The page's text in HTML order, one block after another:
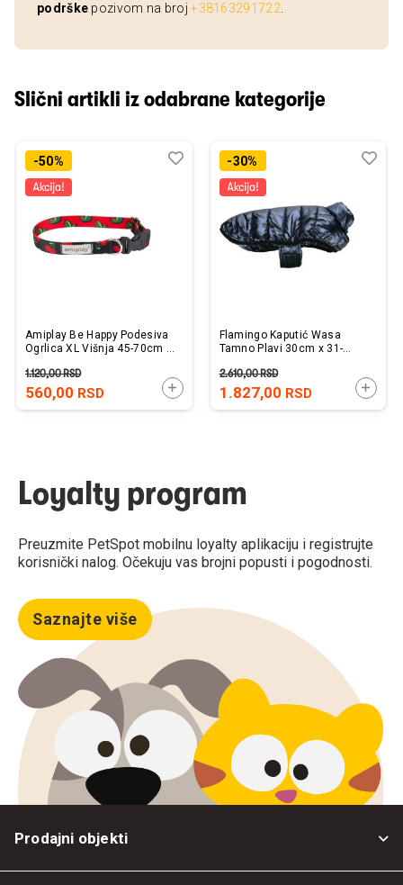
podrške pozivom na broj+38163291722
Slični artikli iz odabrane kategorije
-50%
Amiplay Be Happy Podesiva
Ogrlica XL Višnja 45-70cm x
560,00 RSD
1.120,00RSD
DODAJTE U KORPU
Dodaj
Uporedi-30%
Flamingo Kaputić Wasa
Tamno Plavi 30cm x 31-
1.827,00 RSD
2.610,00RSD
Loyalty program
Preuzmite PetSpot mobilnu loyalty aplikaciju i registrujte
korisnički nalog. Očekuju vas brojni popusti i pogodnosti.
Saznajte više
Prodajni objekti